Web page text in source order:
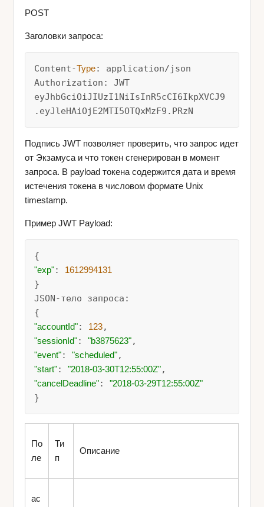
POST
Заголовки запроса:
Content-Type: application/json
Authorization: JWT
eyJhbGciOiJIUzI1NiIsInR5cCI6IkpXVCJ9
.eyJleHAiOjE2MTI5OTQxMzF9.PRzN
Подпись JWT позволяет проверить, что запрос идет
от Экзамуса и что токен сгенерирован в момент
запроса. В payload токена содержится дата и время
истечения токена в числовом формате Unix
timestamp.
Пример JWT Payload:
"exp": 1612994131
}
JSON-тело запроса:
"accountId": 123
"sessionId": "b3875623"
"event": "scheduled"
"start": "2018-03-30T12:55:00Z"
"cancelDeadline": "2018-03-29T12:55:00Z"
}
По
ле
Ти
п
Описание
ac